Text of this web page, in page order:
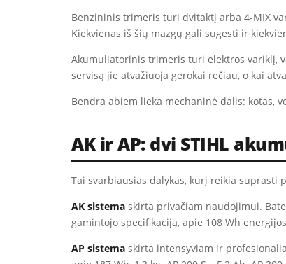
Benzininis trimeris turi dvitaktį arba 4-MIX
Kiekvienas iš šių mazgų gali sugesti ir
Akumuliatorinis trimeris turi elektros variklį,
servisą jie atvažiuoja gerokai rečiau, o kai
Bendra abiem lieka mechaninė dalis: kotas,
AK ir AP: dvi STIHL
Tai svarbiausias dalykas, kurį reikia
AK sistema skirta privačiam naudojimui.
gamintojo specifikaciją, apie 108 Wh
AP sistema skirta intensyviam ir